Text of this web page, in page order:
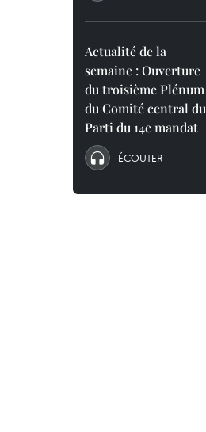
Actualité de la
semaine : Ouverture
du troisième Plénum
du Comité central du
Parti du 14e mandat
ÉCOUTER